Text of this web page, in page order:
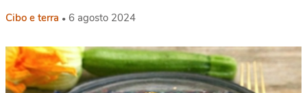
Cibo e terra 6 agosto 2024